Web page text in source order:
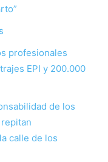
profesionales
EPI y 200.000
de los
calle de los